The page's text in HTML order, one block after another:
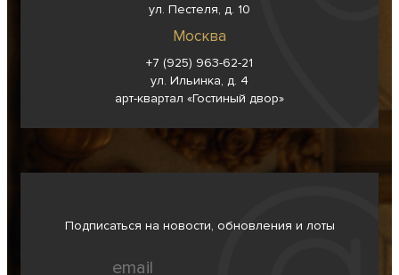
ул. Пестеля, д. 10
Москва
+7 (925) 963-62-21
ул. Ильинка, д. 4
арт-квартал «Гостиный двор»
Подписаться на новости, обновления и лоты